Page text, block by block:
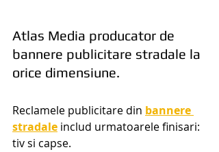
Atlas Media producator de
bannere publicitare stradale la
orice dimensiune.
Reclamele publicitare din bannere
stradale includ urmatoarele finisari:
tiv si capse.